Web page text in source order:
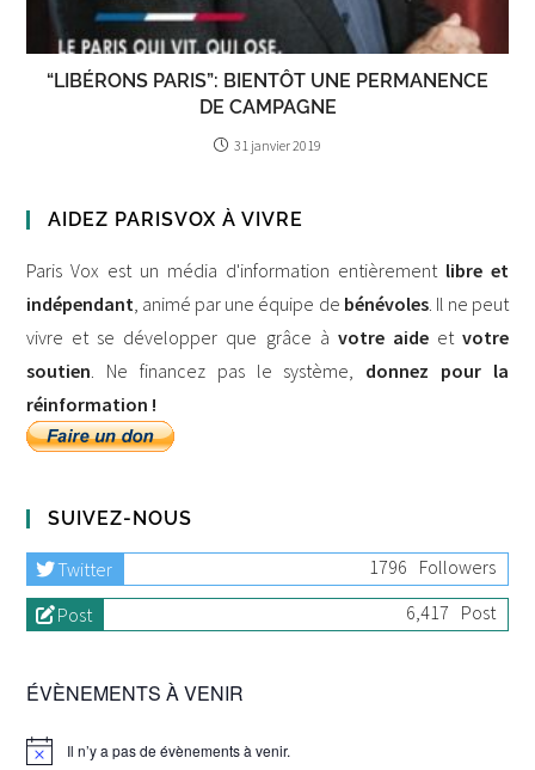
“LIBÉRONS PARIS”: BIENTÔT UNE PERMANENCE
DE CAMPAGNE
31 janvier 2019
AIDEZ PARISVOX À VIVRE
Paris Vox est un média d'information entièrement libre et
indépendant, animé par une équipe de bénévoles. Il ne peut
vivre et se développer que grâce à votre aideet votre
soutien. Ne financez pas le système, donnez pour la
réinformation !
SUIVEZ-NOUS
Twitter 1796 Followers
Post
6,417 Post
ÉVÈNEMENTS À VENIR
Il n’y a pas de évènements à venir.